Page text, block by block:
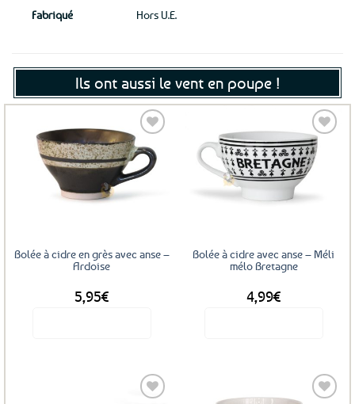
Fabriqué Hors U.E.
Ils ont aussi le vent en poupe !
Ajouter
aux
favoris
Bolée à cidre en grès avec anse –
Ardoise
5,95€
Ajouter
Bolée à cidre avec anse – Méli
mélo Bretagne
4,99€